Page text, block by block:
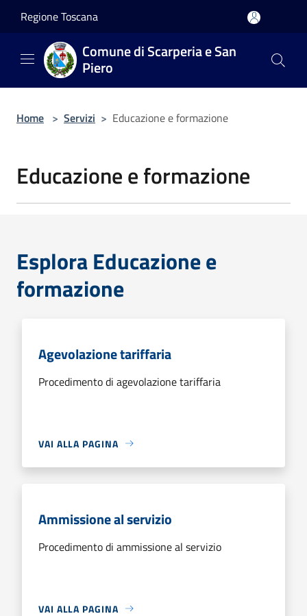
Regione Toscana
Comune di Scarperia e San
Piero
Home > Servizi > Educazione e formazione
Educazione e formazione
Esplora Educazione e
formazione
Agevolazione tariffaria
Procedimento di agevolazione tariffaria
VAI ALLA PAGINA
Ammissione al servizio
Procedimento di ammissione al servizio
VAI ALLA PAGINA